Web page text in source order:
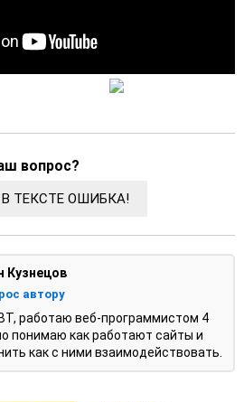
вопрос?
В ТЕКСТЕ ОШИБКА!
Кузнецов
автору
работаю веб-программистом 4
понимаю как работают сайты и
как с ними взаимодействовать.